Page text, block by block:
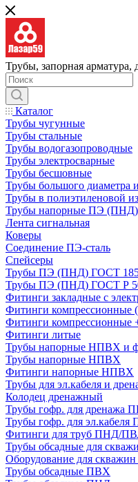
Трубы, запорная арматура,
Каталог
Трубы чугунные
Трубы стальные
Трубы водогазопроводные
Трубы электросварные
Трубы бесшовные
Трубы большого диаметра
Трубы в полиэтиленовой
Трубы напорные ПЭ (ПНД)
Лента сигнальная
Коверы
Соединение ПЭ-сталь
Спейсеры
Трубы ПЭ (ПНД) ГОСТ
Трубы ПЭ (ПНД) ГОСТ Р
Фитинги закладные с
Фитинги компрессионные
Фитинги компрессионные
Фитинги литые
Трубы напорные НПВХ и
Трубы напорные НПВХ
Фитинги напорные НПВХ
Трубы для эл.кабеля и
Колодец дренажный
Трубы гофр. для дренажа
Трубы гофр. для
Фитинги для труб ПНД/
Трубы обсадные для
Оборудование для скважин
Трубы обсадные ПВХ